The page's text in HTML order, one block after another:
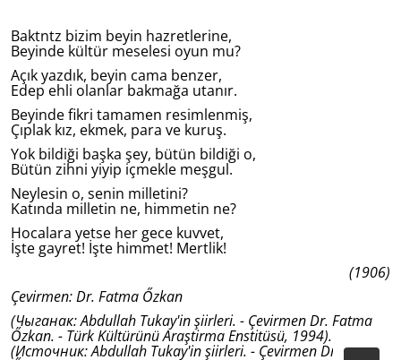
Baktntz bizim beyin hazretlerine,
Beyinde kültür meselesi oyun mu?
Açık yazdık, beyin cama benzer,
Edep ehli olanlar bakmağa utanır.
Beyinde fikri tamamen resimlenmiş,
Çıplak kız, ekmek, para ve kuruş.
Yok bildiği başka şey, bütün bildiği o,
Bütün zihni yiyip içmekle meşgul.
Neylesin o, senin milletini?
Katında milletin ne, himmetin ne?
Hocalara yetse her gece kuvvet,
İşte gayret! İşte himmet! Mertlik!
(1906)
Çevirmen: Dr. Fatma Őzkan
(Чыганак: Abdullah Tukay'in şiirleri. - Çevirmen Dr. Fatma
Őzkan. - Türk Kültürünü Araştirma Enstitüsü, 1994).
(Источник: Abdullah Tukay'in şiirleri. - Çevirmen Dr. Fatma